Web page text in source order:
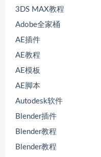
3DS MAX教程
Adobe全家桶
AE插件
AE教程
AE模板
AE脚本
Autodesk软件
Blender插件
Blender教程
Blender教程